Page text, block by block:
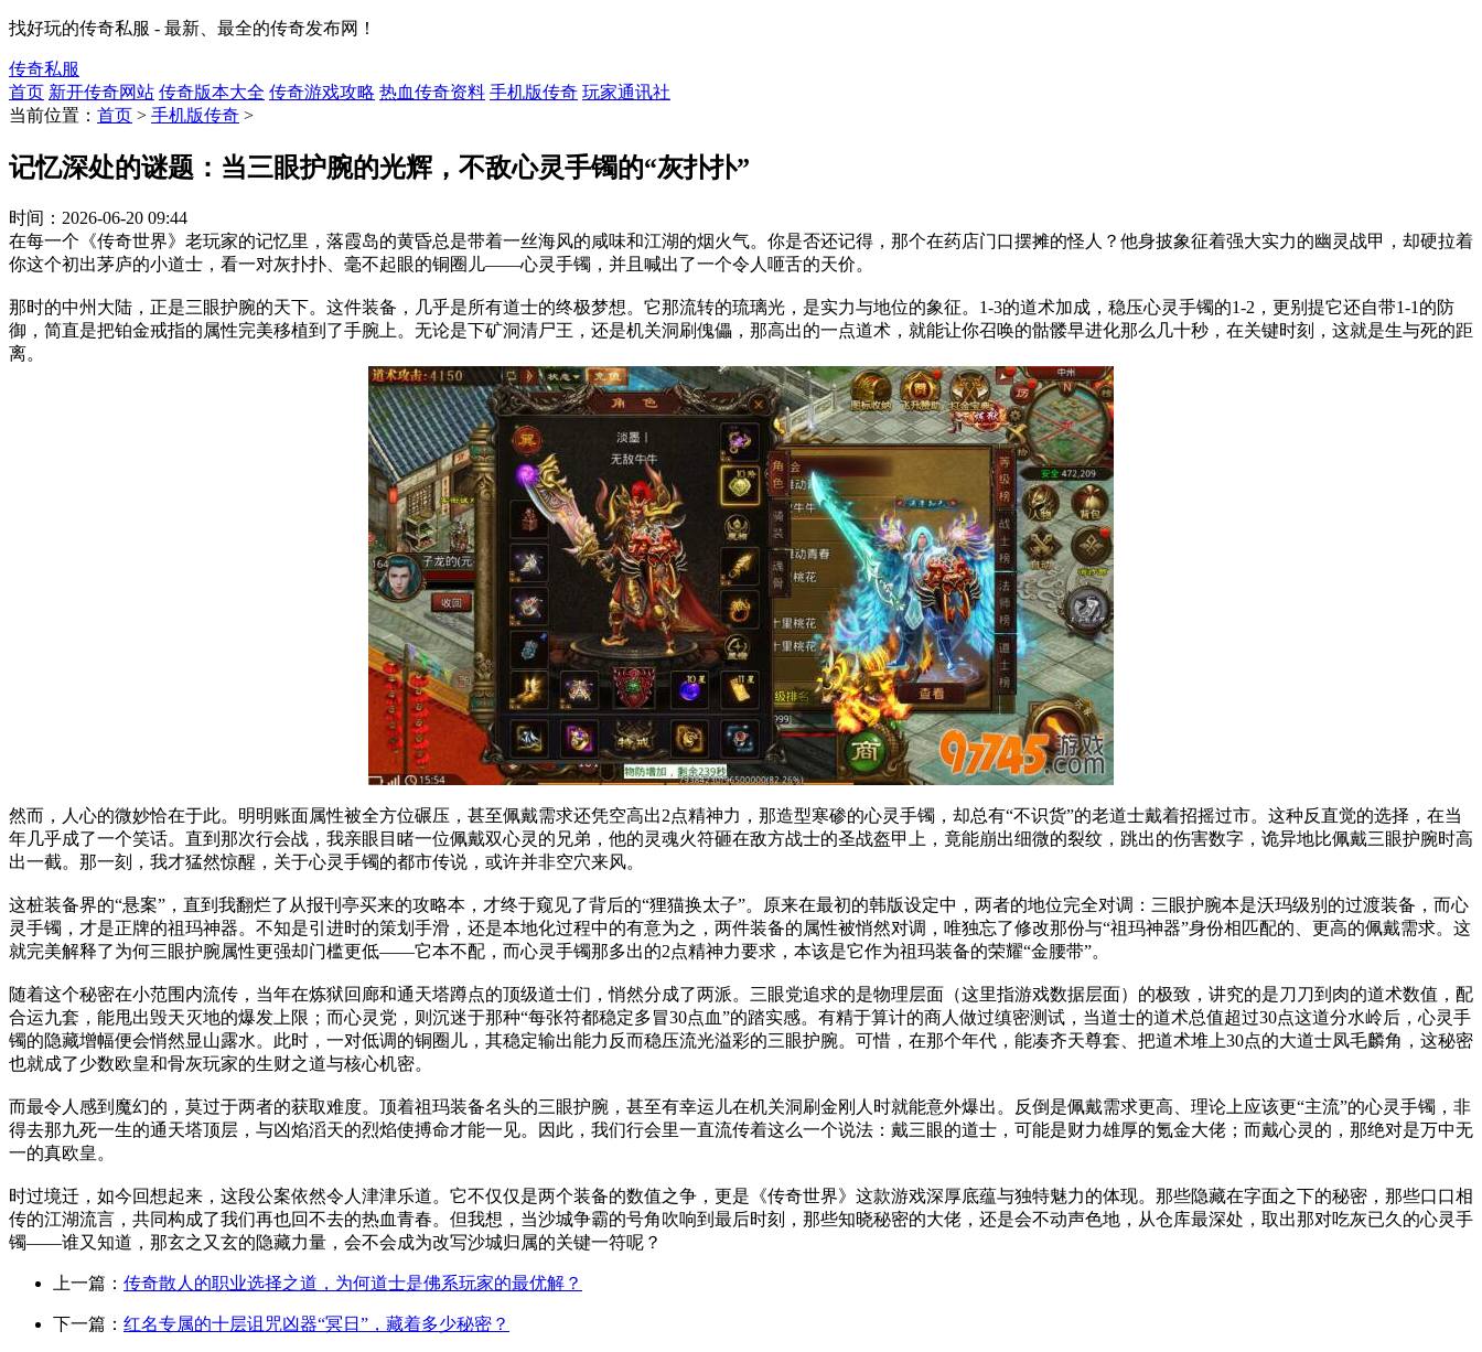
找好玩的传奇私服 - 最新、最全的传奇发布网！
传奇私服
首页 新开传奇网站 传奇版本大全 传奇游戏攻略 热血传奇资料 手机版传奇 玩家通讯社
当前位置： 首页 > 手机版传奇 >
记忆深处的谜题：当三眼护腕的光辉，不敌心灵手镯的“灰扑扑”
时间： 2026-06-20 09:44
在每一个《传奇世界》老玩家的记忆里，落霞岛的黄昏总是带着一丝海风的咸味和江湖的烟火气。你是否还记得，那个在药店门口摆摊的怪人？他身披象征着强大实力的幽灵战甲，却硬拉着
你这个初出茅庐的小道士，看一对灰扑扑、毫不起眼的铜圈儿——心灵手镯，并且喊出了一个令人咂舌的天价。
那时的中州大陆，正是三眼护腕的天下。这件装备，几乎是所有道士的终极梦想。它那流转的琉璃光，是实力与地位的象征。1-3的道术加成，稳压心灵手镯的1-2，更别提它还自带1-1的防
御，简直是把铂金戒指的属性完美移植到了手腕上。无论是下矿洞清尸王，还是机关洞刷傀儡，那高出的一点道术，就能让你召唤的骷髅早进化那么几十秒，在关键时刻，这就是生与死的距
离。
然而，人心的微妙恰在于此。明明账面属性被全方位碾压，甚至佩戴需求还凭空高出2点精神力，那造型寒碜的心灵手镯，却总有“不识货”的老道士戴着招摇过市。这种反直觉的选择，在当
年几乎成了一个笑话。直到那次行会战，我亲眼目睹一位佩戴双心灵的兄弟，他的灵魂火符砸在敌方战士的圣战盔甲上，竟能崩出细微的裂纹，跳出的伤害数字，诡异地比佩戴三眼护腕时高
出一截。那一刻，我才猛然惊醒，关于心灵手镯的都市传说，或许并非空穴来风。
这桩装备界的“悬案”，直到我翻烂了从报刊亭买来的攻略本，才终于窥见了背后的“狸猫换太子”。原来在最初的韩版设定中，两者的地位完全对调：三眼护腕本是沃玛级别的过渡装备，而心
灵手镯，才是正牌的祖玛神器。不知是引进时的策划手滑，还是本地化过程中的有意为之，两件装备的属性被悄然对调，唯独忘了修改那份与“祖玛神器”身份相匹配的、更高的佩戴需求。这
就完美解释了为何三眼护腕属性更强却门槛更低——它本不配，而心灵手镯那多出的2点精神力要求，本该是它作为祖玛装备的荣耀“金腰带”。
随着这个秘密在小范围内流传，当年在炼狱回廊和通天塔蹲点的顶级道士们，悄然分成了两派。三眼党追求的是物理层面（这里指游戏数据层面）的极致，讲究的是刀刀到肉的道术数值，配
合运九套，能甩出毁天灭地的爆发上限；而心灵党，则沉迷于那种“每张符都稳定多冒30点血”的踏实感。有精于算计的商人做过缜密测试，当道士的道术总值超过30点这道分水岭后，心灵手
镯的隐藏增幅便会悄然显山露水。此时，一对低调的铜圈儿，其稳定输出能力反而稳压流光溢彩的三眼护腕。可惜，在那个年代，能凑齐天尊套、把道术堆上30点的大道士凤毛麟角，这秘密
也就成了少数欧皇和骨灰玩家的生财之道与核心机密。
而最令人感到魔幻的，莫过于两者的获取难度。顶着祖玛装备名头的三眼护腕，甚至有幸运儿在机关洞刷金刚人时就能意外爆出。反倒是佩戴需求更高、理论上应该更“主流”的心灵手镯，非
得去那九死一生的通天塔顶层，与凶焰滔天的烈焰使搏命才能一见。因此，我们行会里一直流传着这么一个说法：戴三眼的道士，可能是财力雄厚的氪金大佬；而戴心灵的，那绝对是万中无
一的真欧皇。
时过境迁，如今回想起来，这段公案依然令人津津乐道。它不仅仅是两个装备的数值之争，更是《传奇世界》这款游戏深厚底蕴与独特魅力的体现。那些隐藏在字面之下的秘密，那些口口相
传的江湖流言，共同构成了我们再也回不去的热血青春。但我想，当沙城争霸的号角吹响到最后时刻，那些知晓秘密的大佬，还是会不动声色地，从仓库最深处，取出那对吃灰已久的心灵手
镯——谁又知道，那玄之又玄的隐藏力量，会不会成为改写沙城归属的关键一符呢？
上一篇： 传奇散人的职业选择之道，为何道士是佛系玩家的最优解？
下一篇： 红名专属的十层诅咒凶器“冥日”，藏着多少秘密？